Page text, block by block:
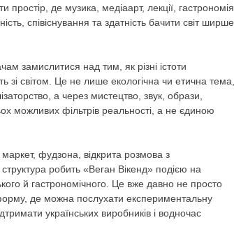
де музика, медіаарт, лекції, гастрономія
співіснування та здатність бачити світ ширше
замислитися над тим, як різні істоти
зі світом. Це не лише екологічна чи етична тема,
а через мистецтво, звук, образи,
можливих фільтрів реальності, а не єдиною
фудзона, відкрита розмова з
робить «Веган Вікенд» подією на
й гастрономічного. Це вже давно не просто
де можна послухати експериментальну
українських виробників і водночас